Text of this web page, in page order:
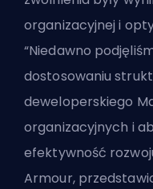
organizacyjnej i
“Niedawno
dostosowaniu
deweloperskiego
organizacyjnych i
efektywność
Armour,